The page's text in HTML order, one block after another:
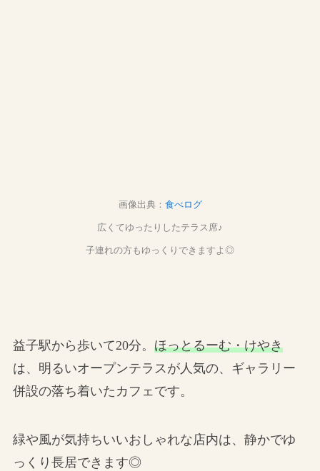
画像出典： 食べログ
広くてゆったりしたテラス席♪
子連れの方もゆっくりできますよ◎
益子駅から歩いて20分。 ほっとるーむ・けやき
は、明るいオープンテラスが人気の、ギャラリー
併設の落ち着いたカフェです。
緑や風が気持ちいいおしゃれな店内は、静かでゆ
っくり長居できます◎